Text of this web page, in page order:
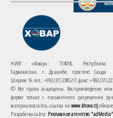
НИАТ «Ховар»: 734018, Республика
Таджикистан, г. Душанбе, проспект Саъди
Шерози 16. тел.: +992 (37) 2385217, факс: +992 (37)
© Все права защищены. Воспроизведение или
форме только с письменного разрешения
материалов сайта, ссылка наwww.khovar.tj
Разработка сайта: Рекламное агентство "adMedia"